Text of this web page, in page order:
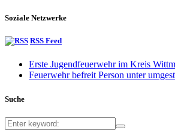
Soziale Netzwerke
RSS Feed
Erste Jugendfeuerwehr im Kreis
Feuerwehr befreit Person unter
Suche